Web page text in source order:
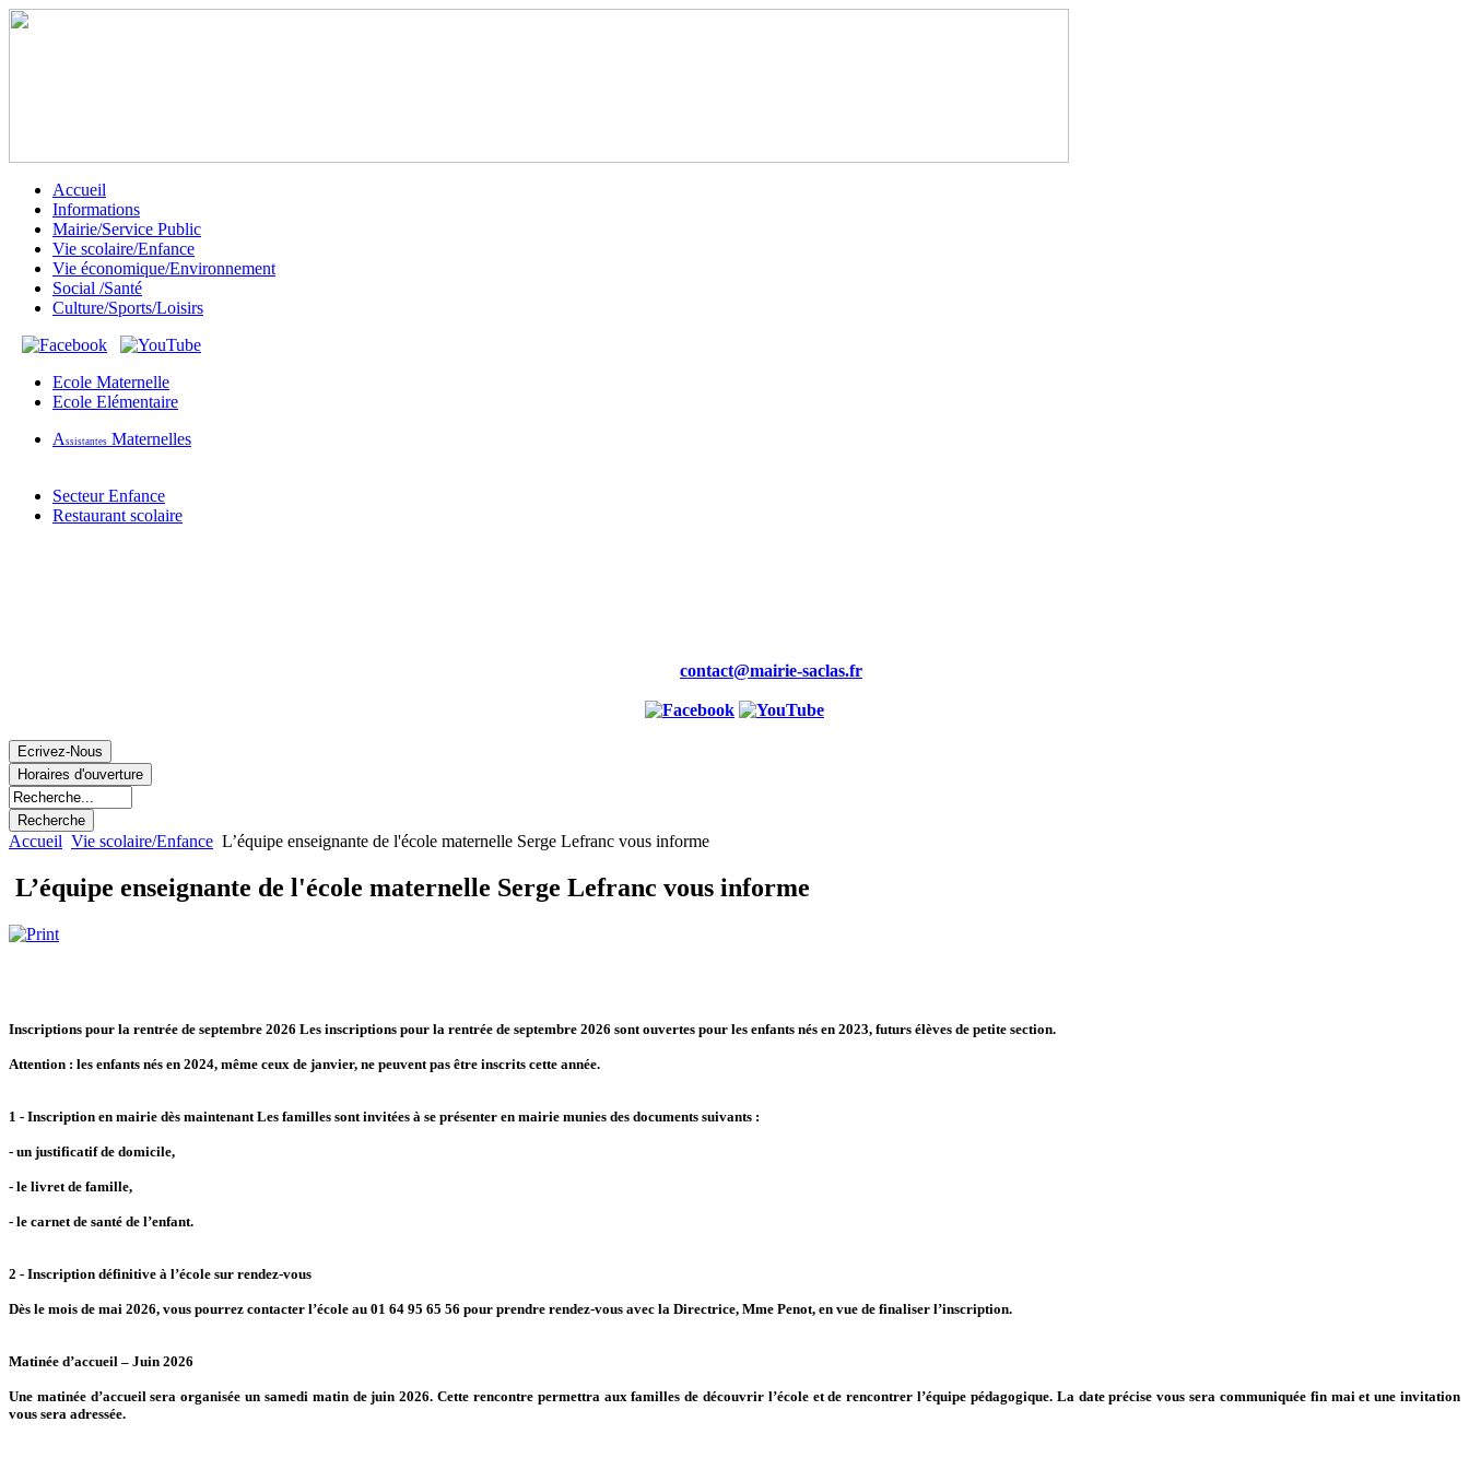
Accueil
Informations
Mairie/Service Public
Vie scolaire/Enfance
Vie économique/Environnement
Social /Santé
Culture/Sports/Loisirs
Ecole Maternelle
Ecole Elémentaire
A ssistantes Maternelles
Secteur Enfance
Restaurant scolaire
contact@mairie-saclas.fr
Accueil Vie scolaire/Enfance L’équipe enseignante de l'école maternelle Serge Lefranc vous informe
L’équipe enseignante de l'école maternelle Serge Lefranc vous informe
Inscriptions pour la rentrée de septembre 2026 Les inscriptions pour la rentrée de septembre 2026 sont ouvertes pour les enfants nés en 2023, futurs élèves de petite section.
Attention : les enfants nés en 2024, même ceux de janvier, ne peuvent pas être inscrits cette année.
1 - Inscription en mairie dès maintenant Les familles sont invitées à se présenter en mairie munies des documents suivants :
- un justificatif de domicile,
- le livret de famille,
- le carnet de santé de l’enfant.
2 - Inscription définitive à l’école sur rendez-vous
Dès le mois de mai 2026, vous pourrez contacter l’école au 01 64 95 65 56 pour prendre rendez-vous avec la Directrice, Mme Penot, en vue de finaliser l’inscription.
Matinée d’accueil – Juin 2026
Une matinée d’accueil sera organisée un samedi matin de juin 2026. Cette rencontre permettra aux familles de découvrir l’école et de rencontrer l’équipe pédagogique. La date précise vous sera communiquée fin mai et une invitation
vous sera adressée.